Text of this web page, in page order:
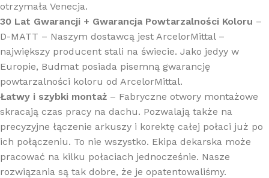
otrzymała Venecja.
30 Lat Gwarancji + Gwarancja Powtarzalności Koloru –
D-MATT – Naszym dostawcą jest ArcelorMittal –
największy producent stali na świecie. Jako jedyy w
Europie, Budmat posiada pisemną gwarancję
powtarzalności koloru od ArcelorMittal.
Łatwy i szybki montaż – Fabryczne otwory montażowe
skracają czas pracy na dachu. Pozwalają także na
precyzyjne łączenie arkuszy i korektę całej połaci już po
ich połączeniu. To nie wszystko. Ekipa dekarska może
pracować na kilku połaciach jednocześnie. Nasze
rozwiązania są tak dobre, że je opatentowaliśmy.